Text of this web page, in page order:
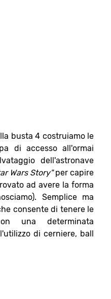
busta 4 costruiamo le
di accesso all'ormai
dell'astronave
Wars Story"per capire
ad avere la forma
Semplice ma
consente di tenere le
una determinata
di cerniere, ball